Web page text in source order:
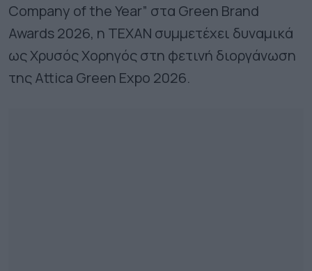
Company of the Year” στα Green Brand
Awards 2026, η ΤΕΧΑΝ συμμετέχει δυναμικά
ως Χρυσός Χορηγός στη φετινή διοργάνωση
της Attica Green Expo 2026.